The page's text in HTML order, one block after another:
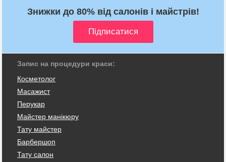
Знижки до 80% від салонів і майстрів!
Запис на процедури краси:
Косметолог
Масажист
Перукар
Майстер манікюру
Тату майстер
Барбершоп
Тату салон